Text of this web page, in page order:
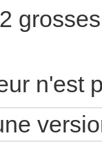
n'est